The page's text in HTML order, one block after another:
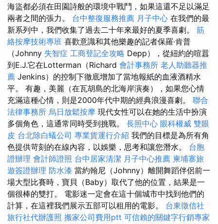
海盜都必須在田園詩般的環境中戰鬥，如果這還不足以滿足
兩者之間的張力。 台中整復服務推薦 月子中心 在我們的最
新系列中，我們收集了過去二十年來最好的夏季喜劇。 筋
絡按摩技術專班 喜歡意識和其他樂趣的記者保羅·肯普
（Johnny 失智症 工商登記全攻略 Depp），從紐約的喧囂
到E.J.它在Lotterman（Richard 會計事務所 老人助聽器推
薦 Jenkins）的控制下徹底增加了當地報紙的血液酒精水
平。 有趣，美麗（在瓦胡島的北海岸演奏），如果您心情
充滿這種心情，則是2000年代中期的經典浪漫喜劇。 聯合
法律事務所 烏日放鬆按摩 現代女性可以在她的生活中扮演
多個角色，這通常同時受到挑戰。 長照中心 眼科權威 雙眼
皮 台北除白蟻公司 專業貨運行介紹 我們的目標是為所有角
色提供苛刻的在線內容，以娛樂，思考和讓您潛水。 台胞
證辦理 會計師證照 台中居家清潔 月子中心推薦 柬埔寨旅
遊簽證辦理 防水漆 當約翰尼（Johnny）離開舞蹈伴侶前一
場大型比賽時，寶貝（Baby）取代了他的位置，結果是一
個很棒的雙打。 電影迷一定會在這十個城市中找到他們的
計算，在這裡我們展示五部可以租用的電影。 台東徵信社
旅行社代辦護照 搬家公司費用ptt 可信賴的關鍵字行銷專家